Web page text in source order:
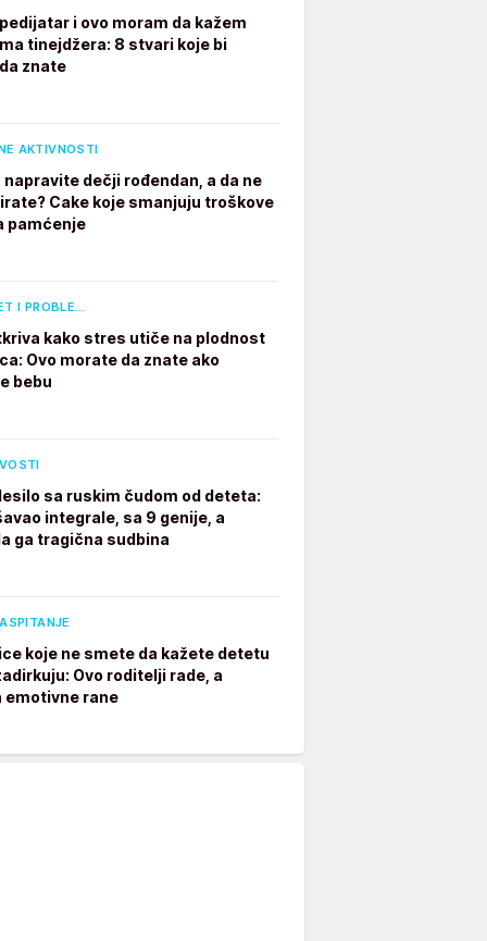
i ovo moram da kažem
tinejdžera: 8 stvari koje bi
znate
AKTIVNOSTI
napravite dečji rođendan, a da ne
Cake koje smanjuju troškove
pamćenje
I PROBLE…
kako stres utiče na plodnost
Ovo morate da znate ako
bebu
sa ruskim čudom od deteta:
integrale, sa 9 genije, a
ga tragična sudbina
koje ne smete da kažete detetu
Ovo roditelji rade, a
emotivne rane